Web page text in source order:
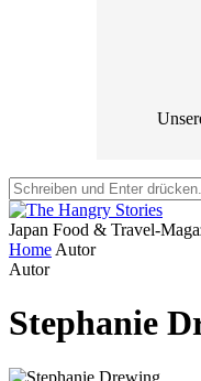
Japan Food & Travel-
Home Autor
Autor
Stephanie